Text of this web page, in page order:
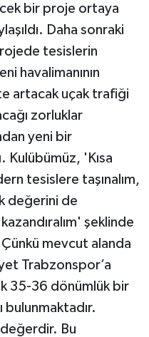
bir proje ortaya
Daha sonraki
tesislerin
havalimanının
artacak uçak trafiği
zorluklar
yeni bir
Kulübümüz, 'Kısa
tesislere taşınalım,
değerini de
şeklinde
mevcut alanda
Trabzonspor’a
35-36 dönümlük bir
bulunmaktadır.
değerdir. Bu